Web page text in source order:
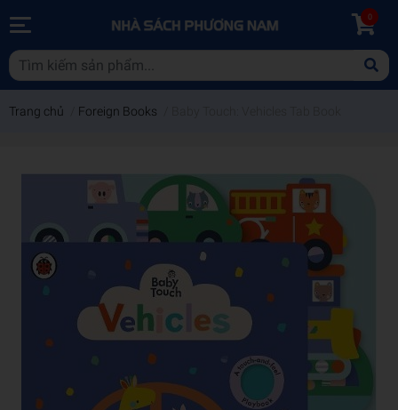
0
Trang chủ Foreign Books